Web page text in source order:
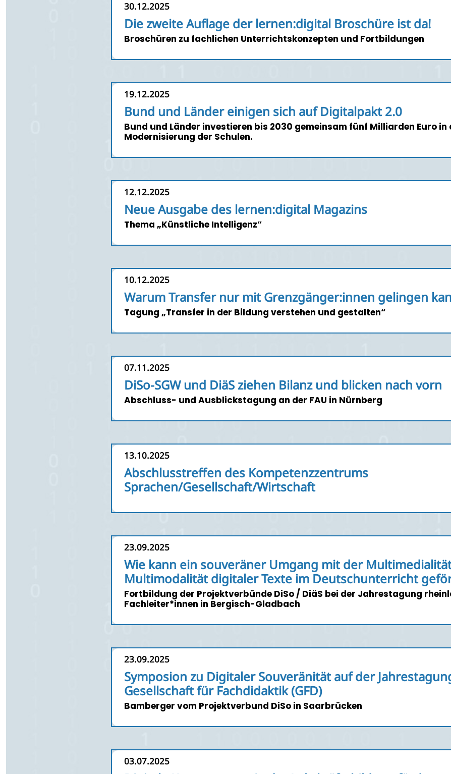
30.12.2025
Die zweite Auflage der lernen:digital Broschüre ist da!
Broschüren zu fachlichen Unterrichtskonzepten und Fortbildungen
19.12.2025
Bund und Länder einigen sich auf Digitalpakt 2.0
Bund und Länder investieren bis 2030 gemeinsam fünf Milliarden Euro
Modernisierung der Schulen.
12.12.2025
Neue Ausgabe des lernen:digital Magazins
Thema „Künstliche Intelligenz”
10.12.2025
Warum Transfer nur mit Grenzgänger:innen gelingen
Tagung „Transfer in der Bildung verstehen und gestalten“
07.11.2025
DiSo-SGW und DiäS ziehen Bilanz und blicken nach vorn
Abschluss- und Ausblickstagung an der FAU in Nürnberg
13.10.2025
Abschlusstreffen des Kompetenzzentrums
Sprachen/Gesellschaft/Wirtschaft
23.09.2025
Wie kann ein souveräner Umgang mit der
Multimodalität digitaler Texte im Deutschunterricht
Fortbildung der Projektverbünde DiSo / DiäS bei der Jahrestagung
Fachleiter*innen in Bergisch-Gladbach
23.09.2025
Symposion zu Digitaler Souveränität auf der
Gesellschaft für Fachdidaktik (GFD)
Bamberger vom Projektverbund DiSo in Saarbrücken
03.07.2025